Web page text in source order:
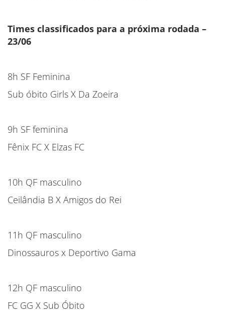
Times classificados para a próxima rodada –
23/06
8h SF Feminina
Sub óbito Girls X Da Zoeira
9h SF feminina
Fênix FC X Elzas FC
10h QF masculino
Ceilândia B X Amigos do Rei
11h QF masculino
Dinossauros x Deportivo Gama
12h QF masculino
FC GG X Sub Óbito